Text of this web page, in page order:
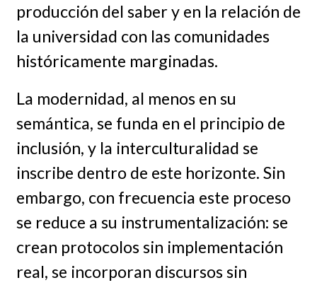
producción del saber y en la relación de
la universidad con las comunidades
históricamente marginadas.
La modernidad, al menos en su
semántica, se funda en el principio de
inclusión, y la interculturalidad se
inscribe dentro de este horizonte. Sin
embargo, con frecuencia este proceso
se reduce a su instrumentalización: se
crean protocolos sin implementación
real, se incorporan discursos sin